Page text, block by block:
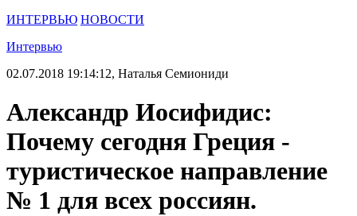
ИНТЕРВЬЮ НОВОСТИ
Интервью
02.07.2018 19:14:12, Наталья Семиониди
Александр Иосифидис:
Почему сегодня Греция -
туристическое направление
№ 1 для всех россиян.